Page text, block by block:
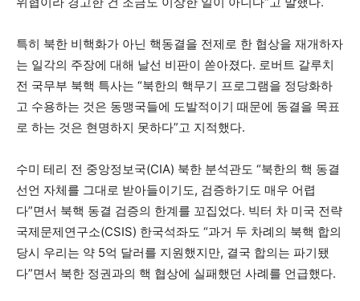
특히 북한 비핵화가 아닌 핵동결을 전제로 한 협상을 재개하자
는 일각의 주장에 대해 날선 비판이 쏟아졌다. 로버트 갈루치
전 국무부 북핵 특사는 “북한의 핵무기 프로그램을 정당화하
고 수용하는 것은 동맹국들에 도발적이기 때문에 동결을 목표
로 하는 것은 현명하지 못하다”고 지적했다.
수미 테리 전 중앙정보국(CIA) 북한 분석관도 “북한의 핵 동결
선언 자체를 그대로 받아들이기도, 검증하기도 매우 어렵
다”면서 북핵 동결 검증의 한계를 꼬집었다. 빅터 차 미국 전략
국제문제연구소(CSIS) 한국석좌도 “과거 두 차례의 북핵 합의
당시 우리는 약 5억 달러를 지원했지만, 결국 합의는 파기됐
다”면서 북한 정권과의 핵 협상에 실패했던 사례를 언급했다.